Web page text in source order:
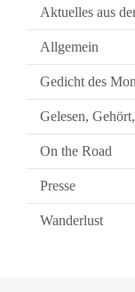
Aktuelles aus
Allgemein
Gedicht des
Gelesen,
On the Road
Presse
Wanderlust